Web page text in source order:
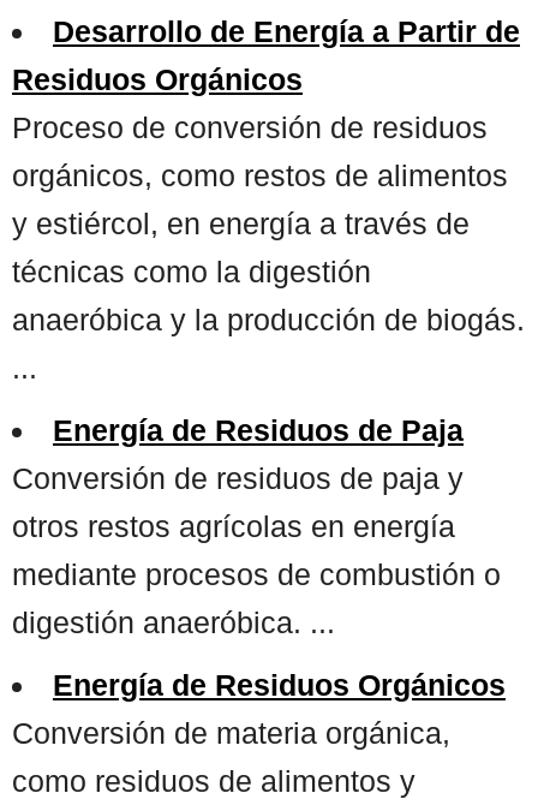
Desarrollo de Energía a Partir de
Residuos Orgánicos
Proceso de conversión de residuos
orgánicos, como restos de alimentos
y estiércol, en energía a través de
técnicas como la digestión
anaeróbica y la producción de biogás.
...
Energía de Residuos de Paja
Conversión de residuos de paja y
otros restos agrícolas en energía
mediante procesos de combustión o
digestión anaeróbica. ...
Energía de Residuos Orgánicos
Conversión de materia orgánica,
como residuos de alimentos y